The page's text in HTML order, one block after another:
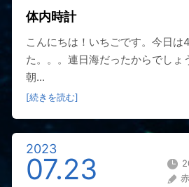
体内時計
こんにちは！いちごです。今日は
た。。。連日海だったからでしょ
朝...
[続きを読む]
2023
07.23